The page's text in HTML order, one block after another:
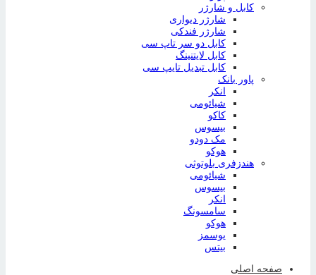
کابل و شارژر
شارژر دیواری
شارژر فندکی
کابل دو سر تاپ سی
کابل لایتنینگ
کابل تبدیل تایپ سی
پاور بانک
انکر
شیائومی
کاکو
بیسوس
مک دودو
هوکو
هندزفری بلوتوثی
شیائومی
بیسوس
انکر
سامسونگ
هوکو
یوسمز
بیتس
صفحه اصلی